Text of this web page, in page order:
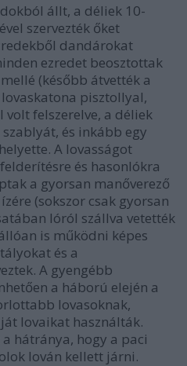
állt, a déliek 10-
szervezték őket
dandárokat
ezredet beosztottak
(később átvették a
pisztollyal,
felszerelve, a déliek
és inkább egy
A lovasságot
és hasonlókra
a gyorsan manőverező
(sokszor csak gyorsan
lóról szállva vetették
is működni képes
és a
A gyengébb
a háború elején a
lovasoknak,
lovaikat használták.
hátránya, hogy a paci
lován kellett járni.